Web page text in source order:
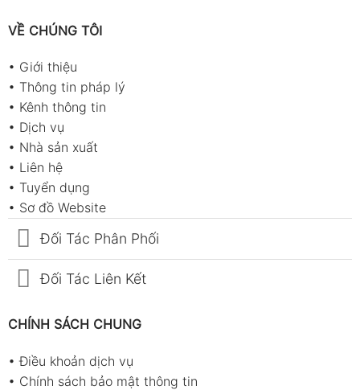
VỀ CHÚNG TÔI
• Giới thiệu
• Thông tin pháp lý
• Kênh thông tin
• Dịch vụ
• Nhà sản xuất
• Liên hệ
• Tuyển dụng
• Sơ đồ Website
Đối Tác Phân Phối
Đối Tác Liên Kết
CHÍNH SÁCH CHUNG
•Điều khoản dịch vụ
• Chính sách bảo mật thông tin